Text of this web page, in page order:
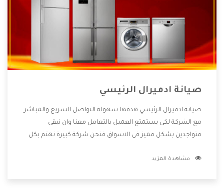
صيانة ادميرال الرئيسي
صيانة ادميرال الرئيسي هدفها سهولة التواصل السريع والمباشر
مع الشركة لكى يستمتع العميل بالتعامل معنا وان نبقى
متواجدين بشكل مميز فى الاسواق فنحن شركة كبيرة نهتم بكل
الشركة بها والتى تكون منها خدمة الصيانة التى تكون من أهم
مشاهدة المزيد